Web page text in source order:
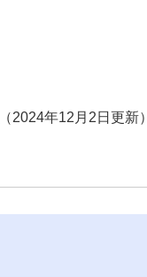
2024年12月2日更新